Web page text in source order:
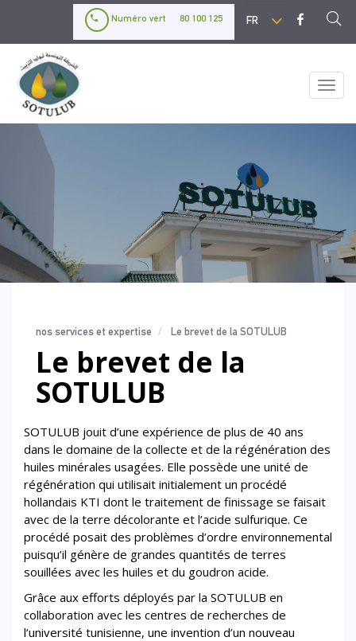
principal
your
language
Numéro vert 80 100 125
Toggle
nos services et expertise Le brevet de la SOTULUB
Le brevet de la
SOTULUB
SOTULUB jouit d’une expérience de plus de 40 ans
dans le domaine de la collecte et de la régénération des
huiles minérales usagées. Elle possède une unité de
régénération qui utilisait initialement un procédé
hollandais KTI dont le traitement de finissage se faisait
avec de la terre décolorante et l’acide sulfurique. Ce
procédé posait des problèmes d’ordre environnemental
puisqu’il génère de grandes quantités de terres
souillées avec les huiles et du goudron acide.
Grâce aux efforts déployés par la SOTULUB en
collaboration avec les centres de recherches de
l’université tunisienne, une invention d’un nouveau